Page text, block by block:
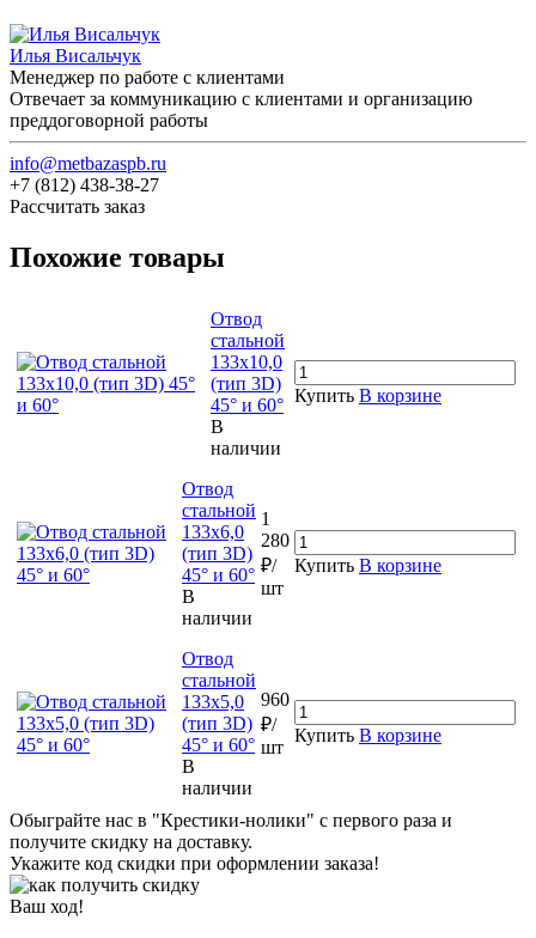
Илья Висальчук
Менеджер по работе с клиентами
Отвечает за коммуникацию с клиентами и организацию
преддоговорной работы
info@metbazaspb.ru
+7 (812) 438-38-27
Рассчитать заказ
Похожие товары
Отвод
стальной
133х10,0
(тип 3D)
45° и 60°
В
наличии
Купить В корзине
Отвод
стальной
133х6,0
(тип 3D)
45° и 60°
В
наличии
1
280
₽/
шт
Купить В корзине
Отвод
стальной
133х5,0
(тип 3D)
45° и 60°
В
наличии
960
₽/
шт
Купить В корзине
Обыграйте нас в "Крестики-нолики" с первого раза и
получите скидку на доставку.
Укажите код скидки при оформлении заказа!
Ваш ход!